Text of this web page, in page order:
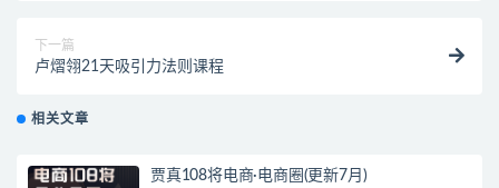
下一篇
卢熠翎21天吸引力法则课程
相关文章
贾真108将电商·电商圈(更新7月)